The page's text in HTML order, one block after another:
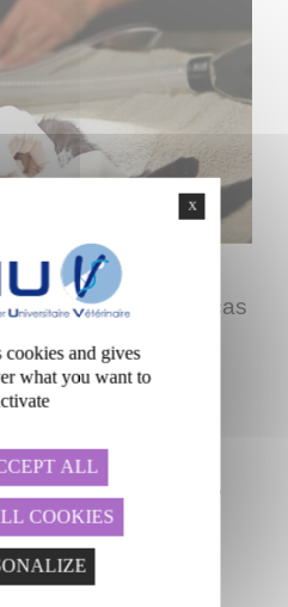
vétérinaires,
de présentation de cas
aux étudiants, internes,
autour de cas
vétérinaires de demain.
X
cookies and gives
what you want to
ALL
COOKIES